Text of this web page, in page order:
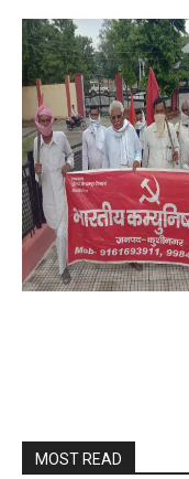
MOST READ